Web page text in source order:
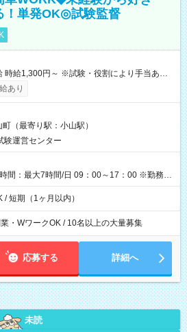
！単発OK◎試験監督
昇給あり 【即給（前払い）オプションあ
場合、勤務から1週間ほどで給与の一部を受け
試験 8:30～17:30（休憩1時間） 時給1,300円
円＋交通費 ※当日の役割により時給＋100
家試験 7:00～13:30（休憩なし） 時給1,300
）×6時間＝日収8,400円＋交通費 【試用期
あり
（最寄り駅：小山駅）
験運営センター
間：最大7時間/日 09：00～17：00 ※勤務時
なります。
短期（1ヶ月以内）
・WワークOK / 10名以上の大量募集
応募する 詳細へ
未読